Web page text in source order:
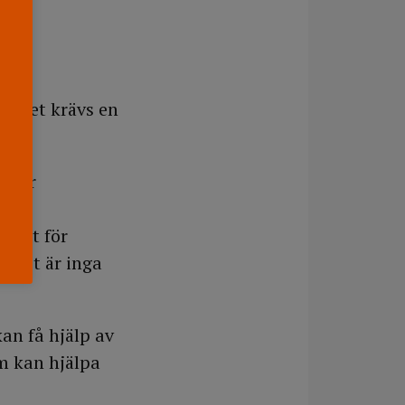
det krävs en
har
för
det är inga
få hjälp av
kan hjälpa